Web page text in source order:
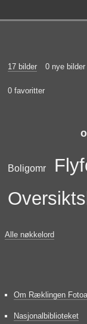
17 bilder 0 nye bilder
0 favoritter
Boligomr
Alle nøkkelord
Om Ræklingen
Nasjonalbiblioteket